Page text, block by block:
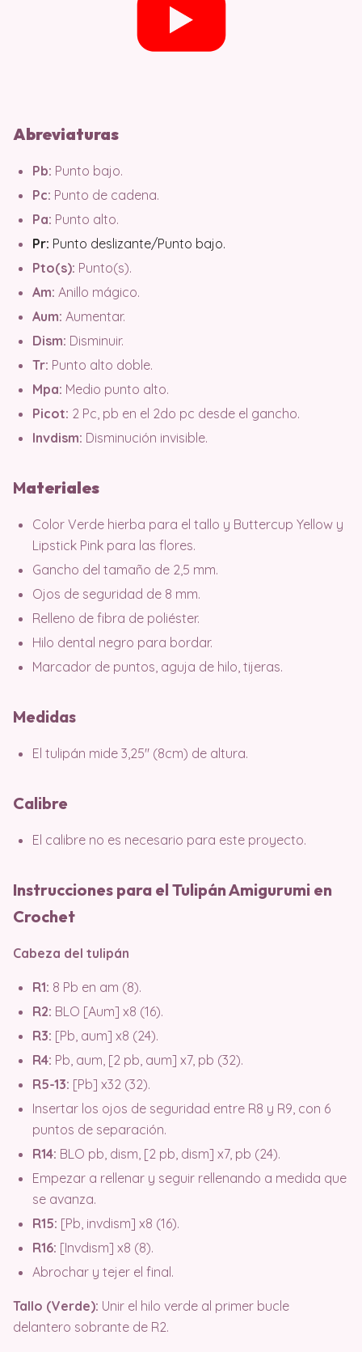
Abreviaturas
Pb: Punto bajo.
Pc: Punto de cadena.
Pa: Punto alto.
Pr: Punto deslizante/Punto bajo.
Pto(s): Punto(s).
Am: Anillo mágico.
Aum: Aumentar.
Dism: Disminuir.
Tr: Punto alto doble.
Mpa: Medio punto alto.
Picot: 2 Pc, pb en el 2do pc desde el gancho.
Invdism: Disminución invisible.
Materiales
Color Verde hierba para el tallo y Buttercup Yellow y
Lipstick Pink para las flores.
Gancho del tamaño de 2,5 mm.
Ojos de seguridad de 8 mm.
Relleno de fibra de poliéster.
Hilo dental negro para bordar.
Marcador de puntos, aguja de hilo, tijeras.
Medidas
El tulipán mide 3,25″ (8cm) de altura.
Calibre
El calibre no es necesario para este proyecto.
Instrucciones para el Tulipán Amigurumi en
Crochet
Cabeza del tulipán
R1: 8 Pb en am (8).
R2: BLO [Aum] x8 (16).
R3: [Pb, aum] x8 (24).
R4: Pb, aum, [2 pb, aum] x7, pb (32).
R5-13: [Pb] x32 (32).
Insertar los ojos de seguridad entre R8 y R9, con 6
puntos de separación.
R14: BLO pb, dism, [2 pb, dism] x7, pb (24).
Empezar a rellenar y seguir rellenando a medida que
se avanza.
R15: [Pb, invdism] x8 (16).
R16: [Invdism] x8 (8).
Abrochar y tejer el final.
Tallo (Verde): Unir el hilo verde al primer bucle
delantero sobrante de R2.